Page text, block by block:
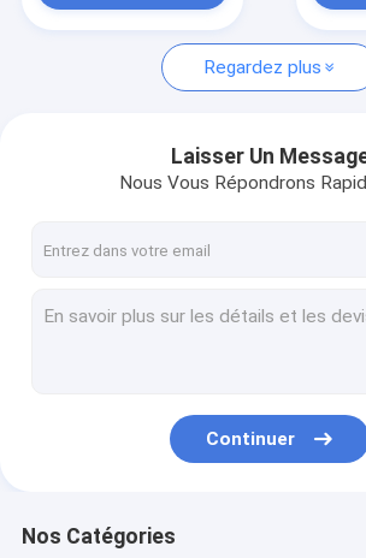
Excavatrice Aftermarket Parts
Excavatrice Oil Pump
Excavatrice Water Pump
Pièces de synchronisation de moteur
Regardez plus
Laisser Un
Nous Vous Répondrons
Continuer
Nos Catégories